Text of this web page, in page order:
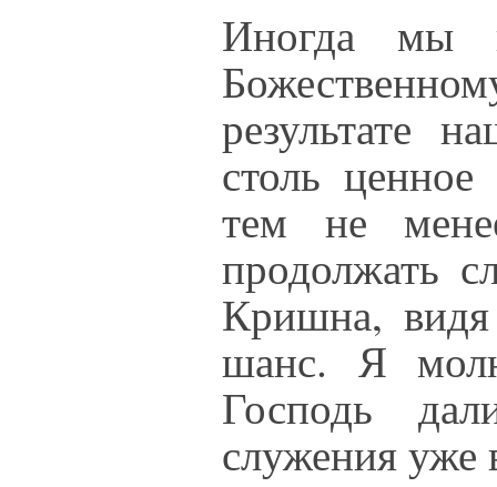
Иногда мы
результате
столь
тем не
продолжать
Кришна,
шанс. Я
Господь
служения уже